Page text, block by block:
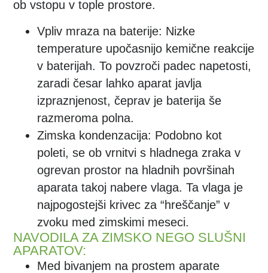
ob vstopu v tople prostore.
Vpliv mraza na baterije: Nizke
temperature upočasnijo kemične reakcije
v baterijah. To povzroči padec napetosti,
zaradi česar lahko aparat javlja
izpraznjenost, čeprav je baterija še
razmeroma polna.
Zimska kondenzacija: Podobno kot
poleti, se ob vrnitvi s hladnega zraka v
ogrevan prostor na hladnih površinah
aparata takoj nabere vlaga. Ta vlaga je
najpogostejši krivec za “hreščanje” v
zvoku med zimskimi meseci.
NAVODILA ZA ZIMSKO NEGO SLUŠNI
APARATOV:
Med bivanjem na prostem aparate